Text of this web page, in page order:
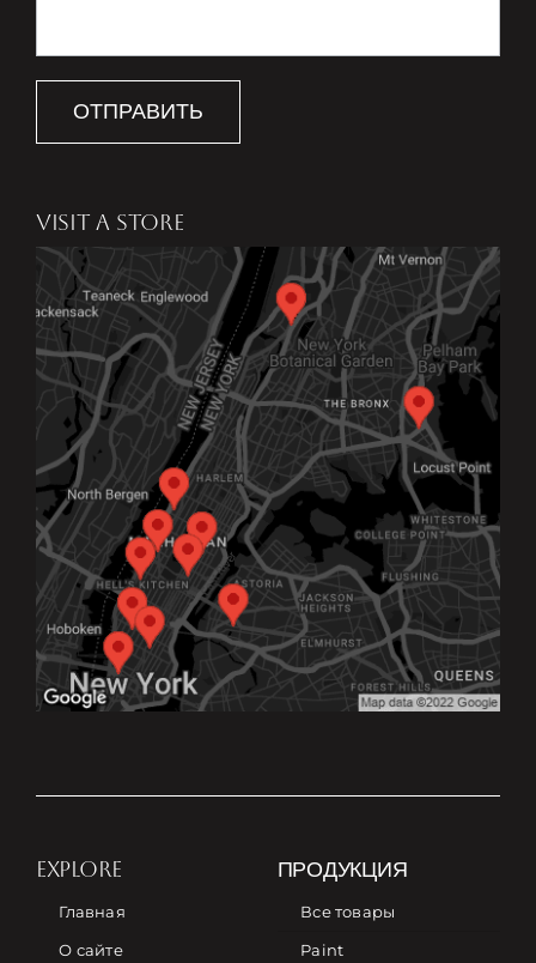
ОТПРАВИТЬ
VISIT A STORE
EXPLORE
Главная
О сайте
ПРОДУКЦИЯ
Все товары
Paint